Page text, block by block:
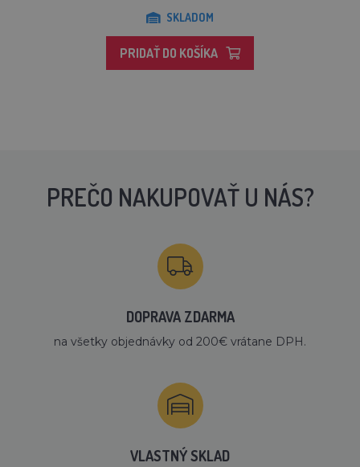
SKLADOM
PRIDAŤ DO KOŠÍKA
PREČO NAKUPOVAŤ U NÁS?
DOPRAVA ZDARMA
na všetky objednávky od 200€ vrátane DPH.
VLASTNÝ SKLAD